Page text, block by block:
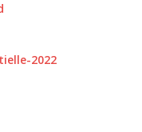
2022